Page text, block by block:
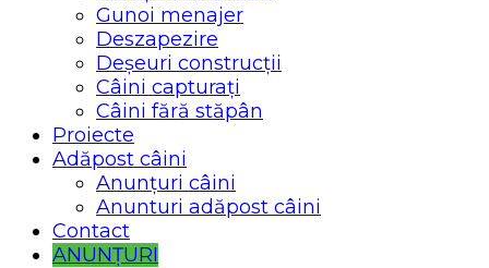
Gunoi menajer
Deszapezire
Deșeuri construcții
Câini capturați
Câini fără stăpân
Proiecte
Adăpost câini
Anunțuri câini
Anunturi adăpost câini
Contact
ANUNȚURI